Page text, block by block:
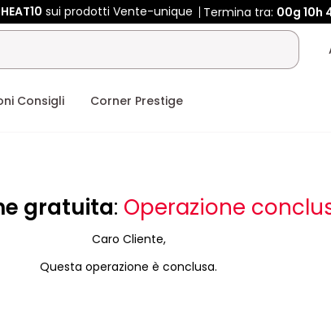
HEAT10 sui prodotti Vente-unique Termina tra: 00g 10h
Consigli Corner Prestige
gratuita: Operazione
Caro Cliente,
Questa operazione è conclusa.